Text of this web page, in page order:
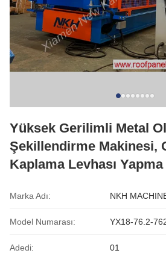
Yüksek Gerilimli Metal
Şekillendirme Makinesi,
Kaplama Levhası
Marka Adı: NKH
Model Numarası: YX18-76.2-
Adedi: 01